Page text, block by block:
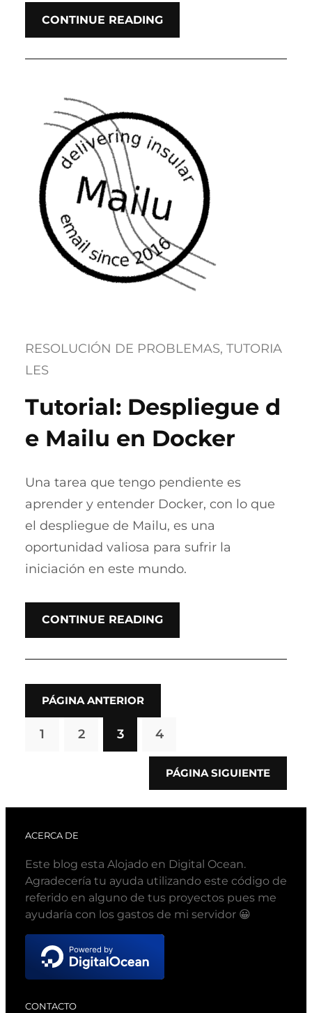
CONTINUE READING
RESOLUCIÓN DE PROBLEMAS, TUTORIA
LES
Tutorial: Despliegue d
e Mailu en Docker
Una tarea que tengo pendiente es
aprender y entender Docker, con lo que
el despliegue de Mailu, es una
oportunidad valiosa para sufrir la
iniciación en este mundo.
CONTINUE READING
PÁGINA ANTERIOR
1 2 3 4
PÁGINA SIGUIENTE
ACERCA DE
Este blog esta Alojado en Digital Ocean.
Agradecería tu ayuda utilizando este código de
referido en alguno de tus proyectos pues me
ayudaría con los gastos de mi servidor 😀
CONTACTO